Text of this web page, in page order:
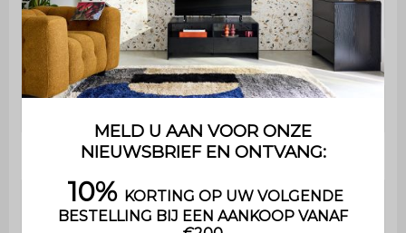
Dressoir B 80 x D 39 x H 69cm
Dikte paneel 1,5cm
Opslagruimte B 37,5 x D 35 cm
Hoogte tussen
planken
22cm